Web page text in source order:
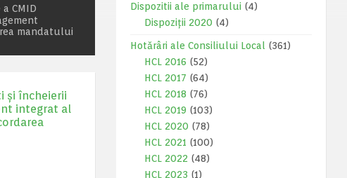
CMID
mandatului
și încheierii
integrat al
Dispozitii ale primarului (4)
Dispoziții 2020 (4)
Hotărâri ale Consiliului Local
(361)
HCL 2016 (52)
HCL 2017 (64)
HCL 2018 (76)
HCL 2019 (103)
HCL 2020 (78)
HCL 2021 (100)
HCL 2022 (48)
HCL 2023 (1)